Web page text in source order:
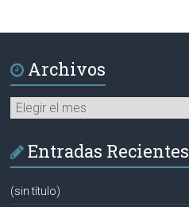
Archivos
Archivos
Entradas Recientes
(sin título)